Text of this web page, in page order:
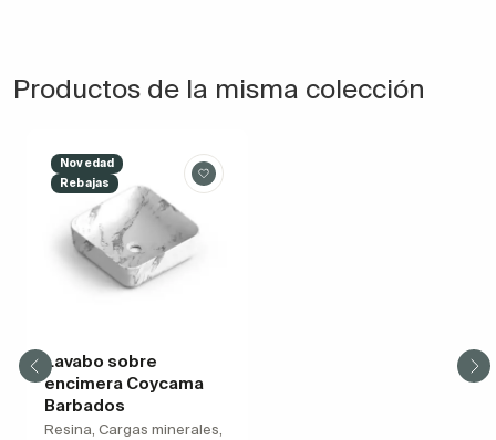
Productos de la misma colección
Novedad
Rebajas
Lavabo sobre
encimera Coycama
Barbados
Resina, Cargas minerales,